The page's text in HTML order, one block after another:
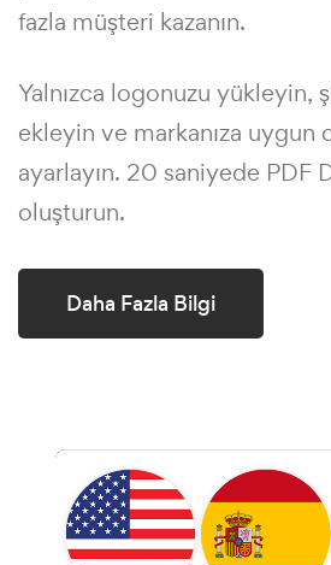
fazla müşteri kazanın.
Yalnızca logonuzu yükleyin,
ekleyin ve markanıza uygun
ayarlayın. 20 saniyede PDF
oluşturun.
Daha Fazla Bilgi